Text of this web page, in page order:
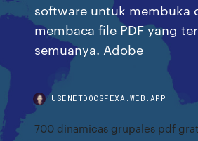
software untuk membuka
membaca file PDF yang
semuanya. Adobe
USENETDOCSFEXA.WEB.APP
700 dinamicas grupales pdf